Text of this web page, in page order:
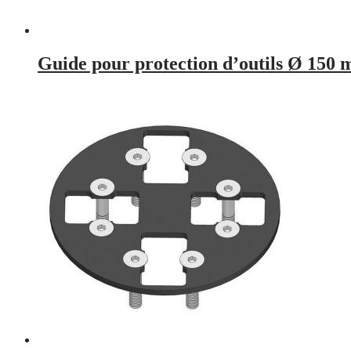
Guide pour protection d’outils Ø 150